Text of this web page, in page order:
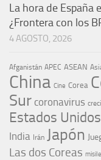
La hora de España
¿Frontera con los
4 AGOSTO, 2026
Afganistán APEC ASEAN
China Cine Corea
Sur coronavirus
Estados Unidos
India Irán Japón
Las dos Coreas